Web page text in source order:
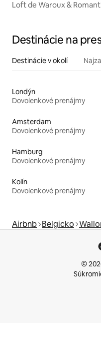
Loft de Waroux &
Destinácie na
Destinácie v okolí
Londýn
Dovolenkové prenájmy
Amsterdam
Dovolenkové prenájmy
Hamburg
Dovolenkové prenájmy
Kolín
Dovolenkové prenájmy
Airbnb Belgicko
©